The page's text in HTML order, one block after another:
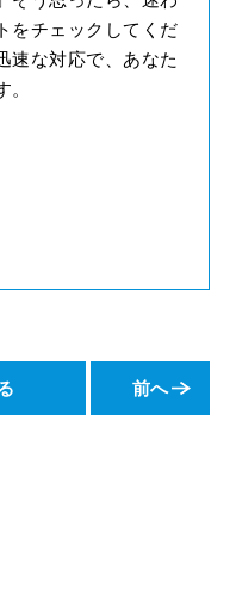
をチェックしてくだ
速な対応で、あなた
前へ